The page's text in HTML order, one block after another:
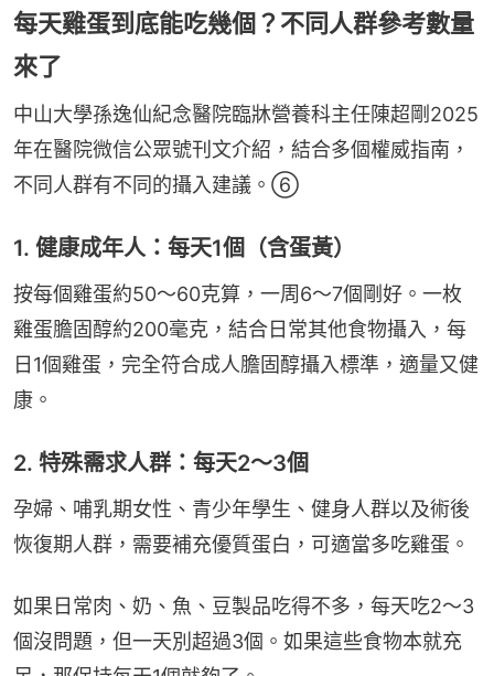
每天雞蛋到底能吃幾個？不同人群參考數量
來了
中山大學孫逸仙紀念醫院臨牀營養科主任陳超剛2025
年在醫院微信公眾號刊文介紹，結合多個權威指南，
不同人群有不同的攝入建議。⑥
1. 健康成年人：每天1個（含蛋黃）
按每個雞蛋約50～60克算，一周6～7個剛好。一枚
雞蛋膽固醇約200毫克，結合日常其他食物攝入，每
日1個雞蛋，完全符合成人膽固醇攝入標準，適量又健
康。
2. 特殊需求人群：每天2～3個
孕婦、哺乳期女性、青少年學生、健身人群以及術後
恢復期人群，需要補充優質蛋白，可適當多吃雞蛋。
如果日常肉、奶、魚、豆製品吃得不多，每天吃2～3
個沒問題，但一天別超過3個。如果這些食物本就充